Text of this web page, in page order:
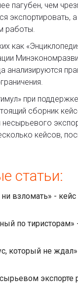
пагубен, чем
экспортировать,
работы.
как
анализируются
при
сборник
кейсов,
статьи:
взломать» -
по
который не